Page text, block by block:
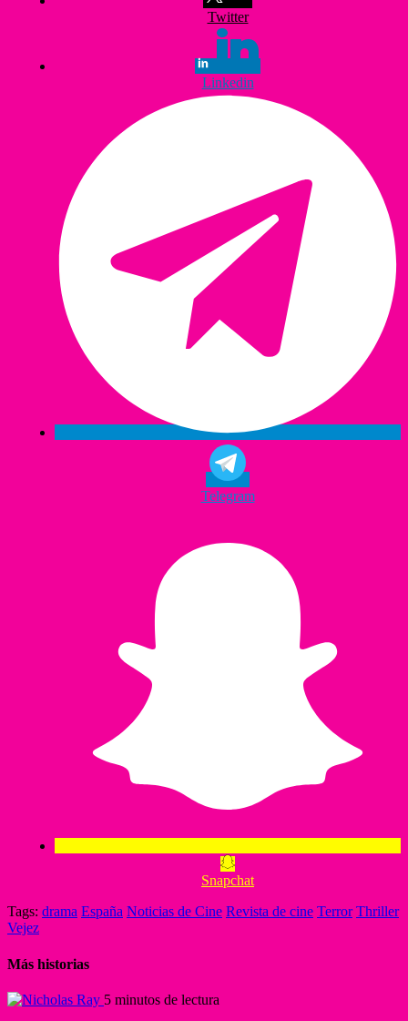
Twitter
Linkedin
Telegram
Snapchat
Tags: drama España Noticias de Cine Revista de cine Terror Thriller
Vejez
Más historias
5 minutos de lectura